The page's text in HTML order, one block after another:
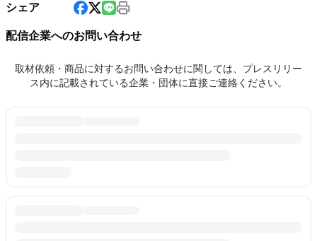
シェア
配信企業へのお問い合わせ
取材依頼・商品に対するお問い合わせに関しては、プレスリリー
ス内に記載されている企業・団体に直接ご連絡ください。